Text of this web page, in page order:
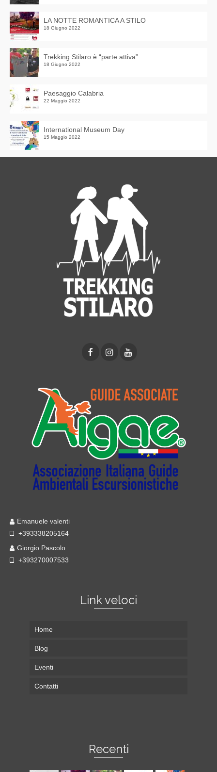
LA NOTTE ROMANTICA A STILO
18 Giugno 2022
Trekking Stilaro è “parte attiva”
18 Giugno 2022
Paesaggio Calabria
22 Maggio 2022
International Museum Day
15 Maggio 2022
Emanuele valenti
+393338205164
Giorgio Pascolo
+393270007533
Link veloci
Home
Blog
Eventi
Contatti
Recenti